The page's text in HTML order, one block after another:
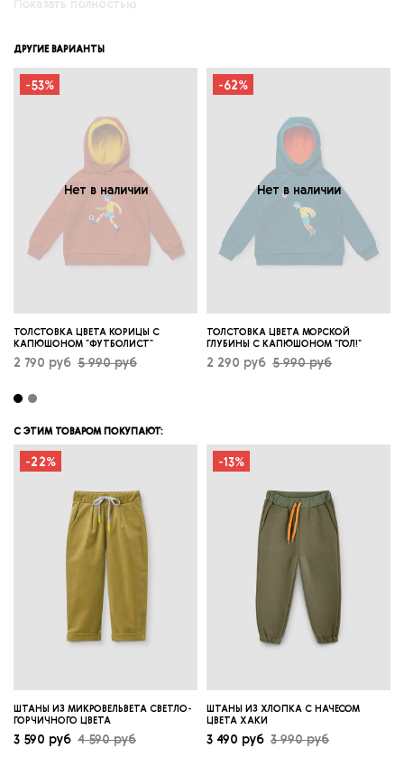
92-104
128-140
140-152
ДРУГИЕ ВАРИАНТЫ
Нет в наличии
-53%
ТОЛСТОВКА ЦВЕТА КОРИЦЫ С
КАПЮШОНОМ "ФУТБОЛИСТ"
5 990 руб
2 790 руб
Нет в наличии
-62%
ТОЛСТОВКА ЦВЕТА МОРСКОЙ
ГЛУБИНЫ С КАПЮШОНОМ "ГОЛ!"
5 990 руб
2 290 руб
С ЭТИМ ТОВАРОМ ПОКУПАЮТ:
-22%
ШТАНЫ ИЗ МИКРОВЕЛЬВЕТА СВЕТЛО-
ГОРЧИЧНОГО ЦВЕТА
4 590 руб
3 590 руб
-13%
ШТАНЫ ИЗ ХЛОПКА С НАЧЕСОМ
ЦВЕТА ХАКИ
3 990 руб
3 490 руб